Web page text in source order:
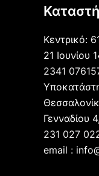
Κεντρικό:
21 Ιουνίου
2341
Γενναδίου
231 027
email :